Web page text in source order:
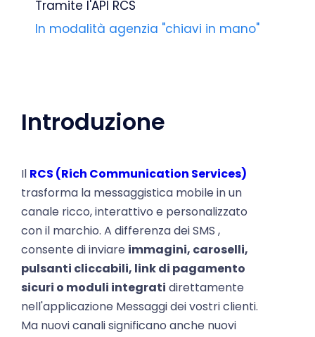
In modalità agenzia "chiavi in mano"
Introduzione
trasforma la messaggistica mobile in un
canale ricco, interattivo e personalizzato
con il marchio. A differenza dei SMS ,
consente di inviareimmagini, caroselli,
pulsanti cliccabili, link di pagamento
sicuri o moduli integratidirettamente
nell'applicazione Messaggi dei vostri clienti.
Ma nuovi canali significano anche nuovi
modi di formulare i messaggi, nuovi modelli